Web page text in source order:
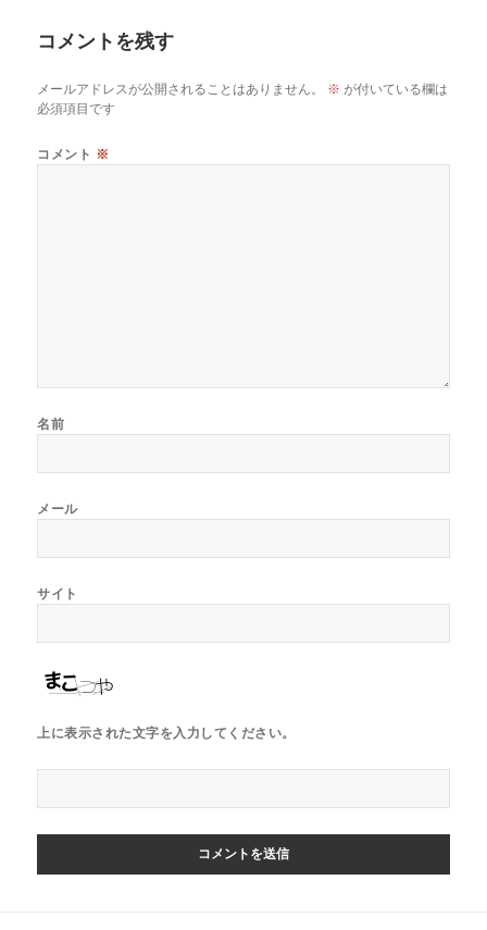
コメントを残す
メールアドレスが公開されることはありません。 ※ が付いている欄は
必須項目です
コメント ※
名前
メール
サイト
上に表示された文字を入力してください。